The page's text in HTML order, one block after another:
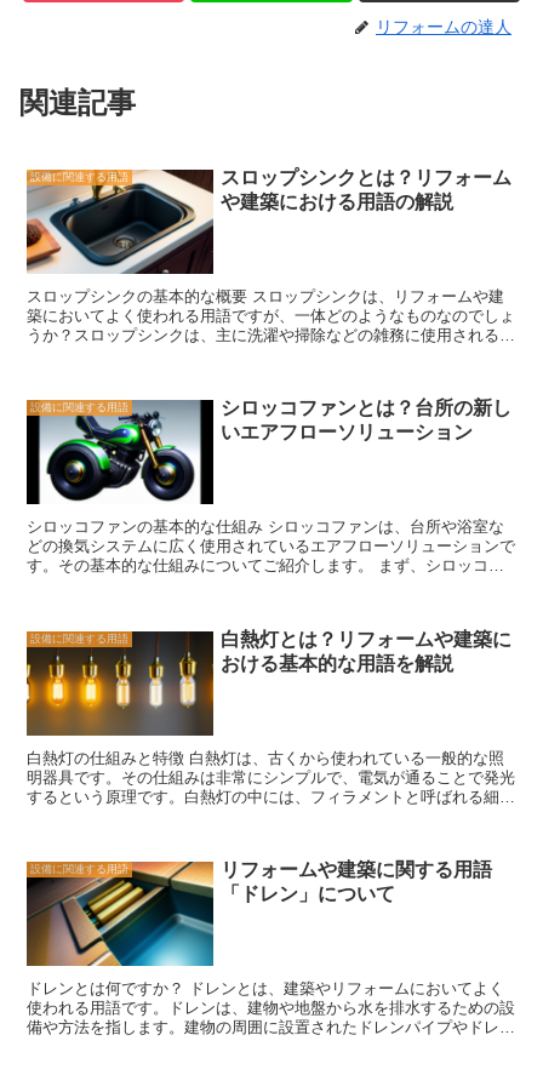
リフォームの達人
関連記事
設備に関連する用語
スロップシンクとは？リフォーム
や建築における用語の解説
スロップシンクの基本的な概要 スロップシンクは、リフォームや建
築においてよく使われる用語ですが、一体どのようなものなのでしょ
うか？スロップシンクは、主に洗濯や掃除などの雑務に使用されるシ
濯物や大きな物体を洗う際に便利です。また、スロップシンクは通
常、排水口が大きく設計されており、水の流れをスムーズにするため
に傾斜がつけられています。 スロップシンクは、主に屋外やガレー
ジなどの作業スペースに設置されることが多いです。これは、汚れた
物や化学物質を扱う際に、キッチン内での作業を避けるためです。ま
た、スロップシンクは、水道の供給や排水の設備が必要ですが、キッ
チンシンクとは独立しているため、キッチンの使用に影響を与えるこ
とはありません。 スロップシンクは、リフォームや建築の際に考慮
すべき重要な要素です。作業スペースの効率性や衛生面を考慮する
ロップシンクは、雑務を効率的に行うための重要な要素であり、リフ
ォームや建築において考慮すべきポイントです。適切な設置場所や素
材の選択によって、作業スペースの使い勝手や衛生面を向上させるこ
とができます。
設備に関連する用語
シロッコファンとは？台所の新し
いエアフローソリューション
シロッコファンの基本的な仕組み シロッコファンは、台所や浴室な
どの換気システムに広く使用されているエアフローソリューションで
す。その基本的な仕組みについてご紹介します。 まず、シロッコフ
形状にあります。通常のファンとは異なり、羽根車の羽根は斜めに配
置されています。これにより、空気を効率的に吸い込み、排出するこ
とができます。 具体的な仕組みを説明します。まず、羽根車が回転
し始めると、斜めに配置された羽根が空気を吸い込みます。このと
回転することで、吸い込んだ空気は外部に排出されます。 このよう
な仕組みにより、シロッコファンは効率的な換気を実現します。斜め
に配置された羽根により、空気の流れをスムーズにすることができる
ため、換気効果が高くなります。また、シロッコファンは静音性も優
より、空気の流れを最適化することができるため、少ないエネルギー
で効果的な換気を行うことができます。 シロッコファンは、その特
殊な羽根車の形状により、効率的な換気を実現するエアフローソリュ
ーションです。静音性やエネルギー効率の高さも特徴的であり、快適
な環境を提供します。台所や浴室などの換気システムにおいて、シロ
ッコファンは優れた選択肢となるでしょう。
設備に関連する用語
白熱灯とは？リフォームや建築に
おける基本的な用語を解説
白熱灯の仕組みと特徴 白熱灯は、古くから使われている一般的な照
明器具です。その仕組みは非常にシンプルで、電気が通ることで発光
するという原理です。白熱灯の中には、フィラメントと呼ばれる細い
の光を放ちます。この暖かい光は、居住空間やリラックスする場所に
適しており、心地よい雰囲気を作り出します。 また、白熱灯は調光
が可能です。電球の明るさを調整するためには、電流の量を変える必
要があります。白熱灯は、調光スイッチやリモコンなどを使って、明
るさを調節することができます。これにより、照明の明るさを自由に
コントロールすることができます。 しかし、白熱灯にはいくつかの
欠点もあります。まず、発光効率が低いという点です。白熱灯は、電
気を熱に変換してから光を発するため、エネルギーの一部が熱として
失われてしまいます。そのため、同じ明るさを得るためには、他の照
設備に関連する用語
リフォームや建築に関する用語
「ドレン」について
ドレンとは何ですか？ ドレンとは、建築やリフォームにおいてよく
使われる用語です。ドレンは、建物や地盤から水を排水するための設
備や方法を指します。建物の周囲に設置されたドレンパイプやドレン